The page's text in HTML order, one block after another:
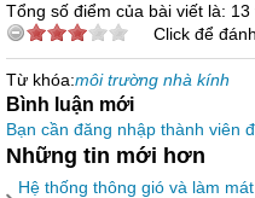
Tổng số điểm của bài viết là:
Click để
Từ khóa:môi trường nhà kính
Bình luận mới
Bạn cần đăng nhập thành viên
Những tin mới hơn
Hệ thống thông gió và làm